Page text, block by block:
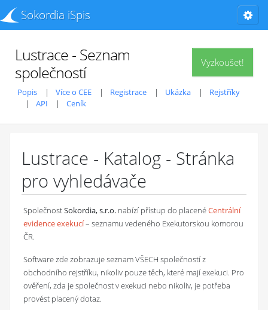
Sokordia iSpis
Vyzkoušet!
Lustrace - Seznam
společností
Popis Více o CEE Registrace Ukázka
Rejstříky
API
Ceník
Lustrace - Katalog - Stránka
pro vyhledávače
SpolečnostSokordia, s.r.o. nabízí přístup do placenéCentrální
evidence exekucí– seznamu vedeného Exekutorskou komorou
ČR.
Software zde zobrazuje seznam VŠECH společností z
obchodního rejstříku, nikoliv pouze těch, které mají exekuci. Pro
ověření, zda je společnost v exekuci nebo nikoliv, je potřeba
provést placený dotaz.